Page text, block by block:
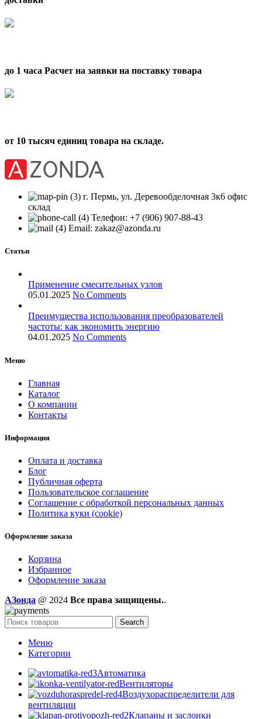
до 1 часа Расчет на заявки на поставку товара
от 10 тысяч единиц товара на складе.
г. Пермь, ул. Деревообделочная 3к6 офис
склад
Телефон: +7 (906) 907-88-43
Email: zakaz@azonda.ru
Статьи
Применение смесительных узлов
05.01.2025 No Comments
Преимущества использования преобразователей
частоты: как экономить энергию
04.01.2025 No Comments
Меню
Главная
Каталог
О компании
Контакты
Информация
Оплата и доставка
Блог
Публичная оферта
Пользовательское соглашение
Соглашение с обработкой персональных данных
Политика куки (cookie)
Оформление заказа
Корзина
Избранное
Оформление заказа
AЗонда @ 2024 Все права защищены..
Search
Меню
Категории
Автоматика
Вентиляторы
Воздухораспределители для
вентиляции
Клапаны и заслонки